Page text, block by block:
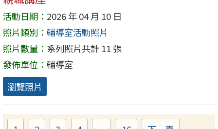
活動日期： 2026 年 04 月 10 日
照片類別： 輔導室活動照片
照片數量： 系列照片共計 11 張
發佈單位： 輔導室
瀏覽照片